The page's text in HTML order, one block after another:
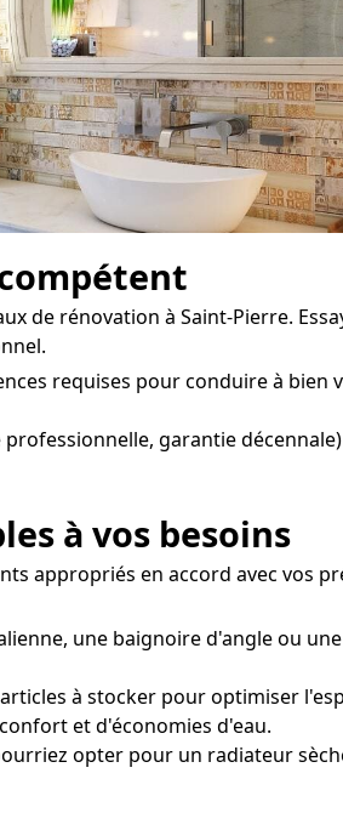
de rénovation à Saint-Pierre.
requises pour conduire à bien
garantie
à vos besoins
appropriés en accord avec vos
une baignoire d'angle ou
à stocker pour optimiser
et d'économies d'eau.
opter pour un radiateur